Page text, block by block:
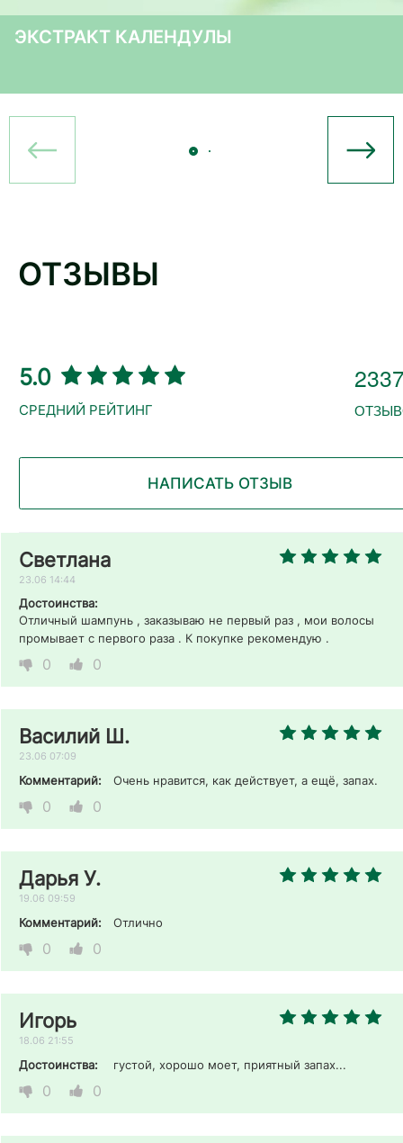
ЭКСТРАКТ КАЛЕНДУЛЫ
ОТЗЫВЫ
5.0
НАПИСАТЬ ОТЗЫВ
Светлана
23.06 14:44
Достоинства:
Отличный шампунь , заказываю не первый раз , мои волосы
промывает с первого раза . К покупке рекомендую .
0 0
Василий Ш.
23.06 07:09
Комментарий: Очень нравится, как действует, а ещё, запах.
0 0
Дарья У.
19.06 09:59
Комментарий: Отлично
0 0
Игорь
18.06 21:55
Достоинства: густой, хорошо моет, приятный запах...
0 0